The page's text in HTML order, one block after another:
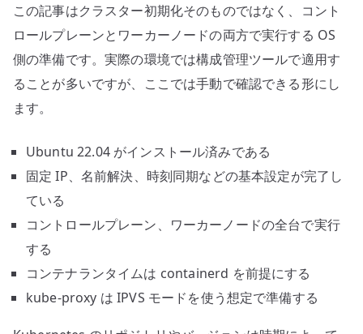
この記事はクラスター初期化そのものではなく、コント
ロールプレーンとワーカーノードの両方で実行する OS
側の準備です。実際の環境では構成管理ツールで適用す
ることが多いですが、ここでは手動で確認できる形にし
ます。
Ubuntu 22.04 がインストール済みである
固定 IP、名前解決、時刻同期などの基本設定が完了し
ている
コントロールプレーン、ワーカーノードの全台で実行
する
コンテナランタイムは containerd を前提にする
kube-proxy は IPVS モードを使う想定で準備する